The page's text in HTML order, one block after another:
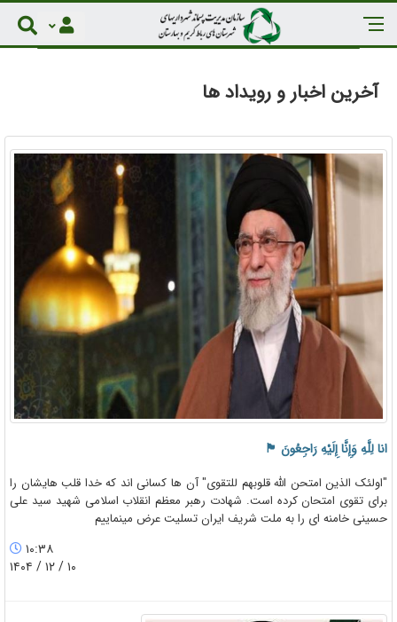
آخرین اخبار و رویداد ها
انا لِلَّهِ وَإِنَّا إِلَیْهِ رَاجِعُونَ 🏴
"اولئک الذین امتحن الله قلوبهم للتقوی" آن ها کسانی اند که خدا قلب هایشان را
برای تقوی امتحان کرده است. شهادت رهبر معظم انقلاب اسلامی شهید سید علی
حسینی خامنه ای را به ملت شریف ایران تسلیت عرض مینماییم
۱۰:۳۸
۱۰ / ۱۲ / ۱۴۰۴